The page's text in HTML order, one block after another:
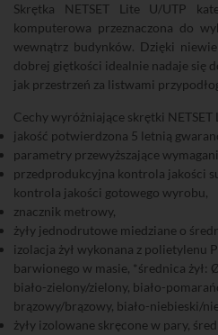
Skrętka NETSET Lite U/UTP
komputerowa przeznaczona do
wewnątrz budynków. Dzięki
dobrej giętkości idealnie nadaje się
jak przestrzeń za listwami
Cechy wyróżniające skrętki
jakość potwierdzona 5 letnią
parametry przewyższające
przedprodukcyjna kontrola jakości
kontrola jakości gotowego wyrobu,
znacznik metrowy,
żyły jednodrutowe miedziane o
izolacja żył wykonana z polietylenu
barwionego w masie, *średnica żył:
biało-zielony/zielony, biało-
brązowy/brązowy, biało-niebieski/
żyły izolowane skręcone w pary,